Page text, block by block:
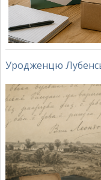
Уродженцю